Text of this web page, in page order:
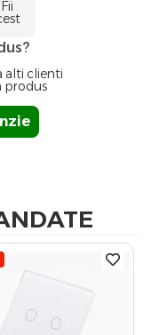
alti clienti
produs